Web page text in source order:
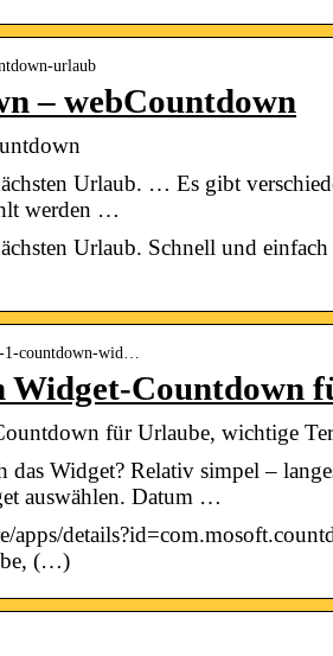
urlaub
– webCountdown
Urlaub. … Es gibt
werden …
Urlaub. Schnell und
countdown-wid…
Widget-Countdown
für Urlaube, wichtige
Widget? Relativ simpel –
auswählen. Datum …
apps/
(…)